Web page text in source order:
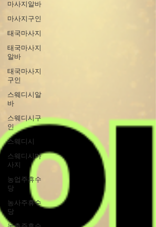
마사지알바
마사지구인
태국마사지
태국마사지
알바
태국마사지
구인
스웨디시알
바
스웨디시구
인
스웨디시
스웨디시마
사지
농업주휴수
당
농사주휴수
당